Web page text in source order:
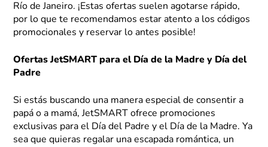
Río de Janeiro. ¡Estas ofertas suelen agotarse rápido,
por lo que te recomendamos estar atento a los códigos
promocionales y reservar lo antes posible!
Ofertas JetSMART para el Día de la Madre y Día del
Padre
Si estás buscando una manera especial de consentir a
papá o a mamá, JetSMART ofrece promociones
exclusivas para el Día del Padre y el Día de la Madre. Ya
sea que quieras regalar una escapada romántica, un